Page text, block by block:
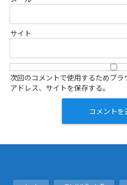
サイト
次回のコメントで使用するためブ
アドレス、サイトを保存する。